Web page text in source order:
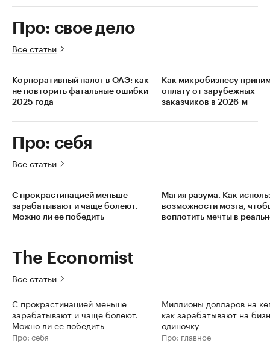
Про: свое дело
Все статьи
Корпоративный налог в ОАЭ: как
не повторить фатальные ошибки
2025 года
Как микробизнесу
оплату от зарубежных
заказчиков в 2026-м
Про: себя
Все статьи
С прокрастинацией меньше
зарабатывают и чаще болеют.
Можно ли ее победить
Магия разума. Как
возможности мозга,
воплотить мечты в
The Economist
Все статьи
С прокрастинацией меньше
зарабатывают и чаще болеют.
Можно ли ее победить
Про: себя
Миллионы долларов на
как зарабатывают на
одиночку
Про: главное